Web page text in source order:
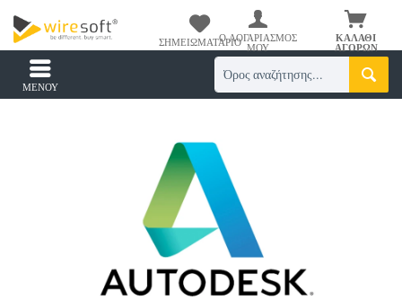
ΚΑΛΆΘΙ
ΑΓΟΡΏΝ
ΣΗΜΕΙΩΜΑΤΆΡΙΟΟ ΛΟΓΑΡΙΑΣΜΌΣ
ΜΟΥ
ΜΕΝΟΎ